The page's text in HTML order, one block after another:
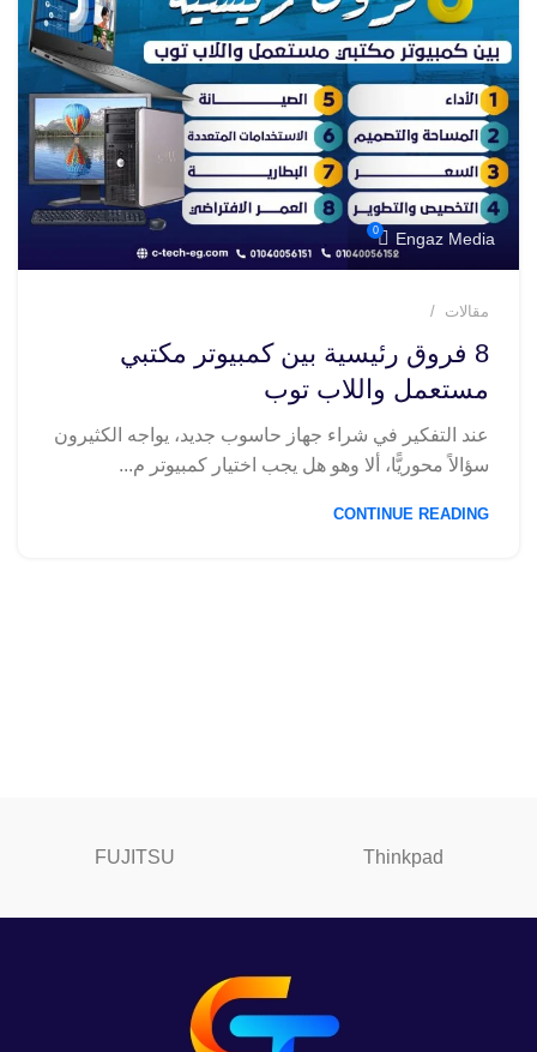
Engaz Media
0
مقالات
8 فروق رئيسية بين كمبيوتر مكتبي
مستعمل واللاب توب
عند التفكير في شراء جهاز حاسوب جديد، يواجه الكثيرون
سؤالاً محوريًّا، ألا وهو هل يجب اختيار كمبيوتر م...
CONTINUE READING
Thinkpad
FUJITSU